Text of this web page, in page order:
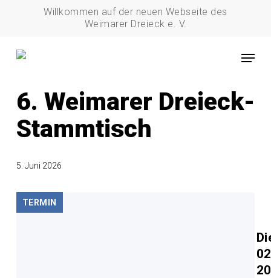
content
Willkommen auf der neuen Webseite des
Weimarer Dreieck e. V.
Menu
6. Weimarer Dreieck-
Stammtisch
5. Juni 2026
TERMIN